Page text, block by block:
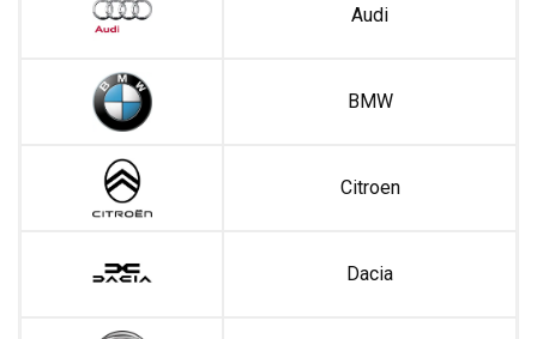
Audi
BMW
Citroen
Dacia